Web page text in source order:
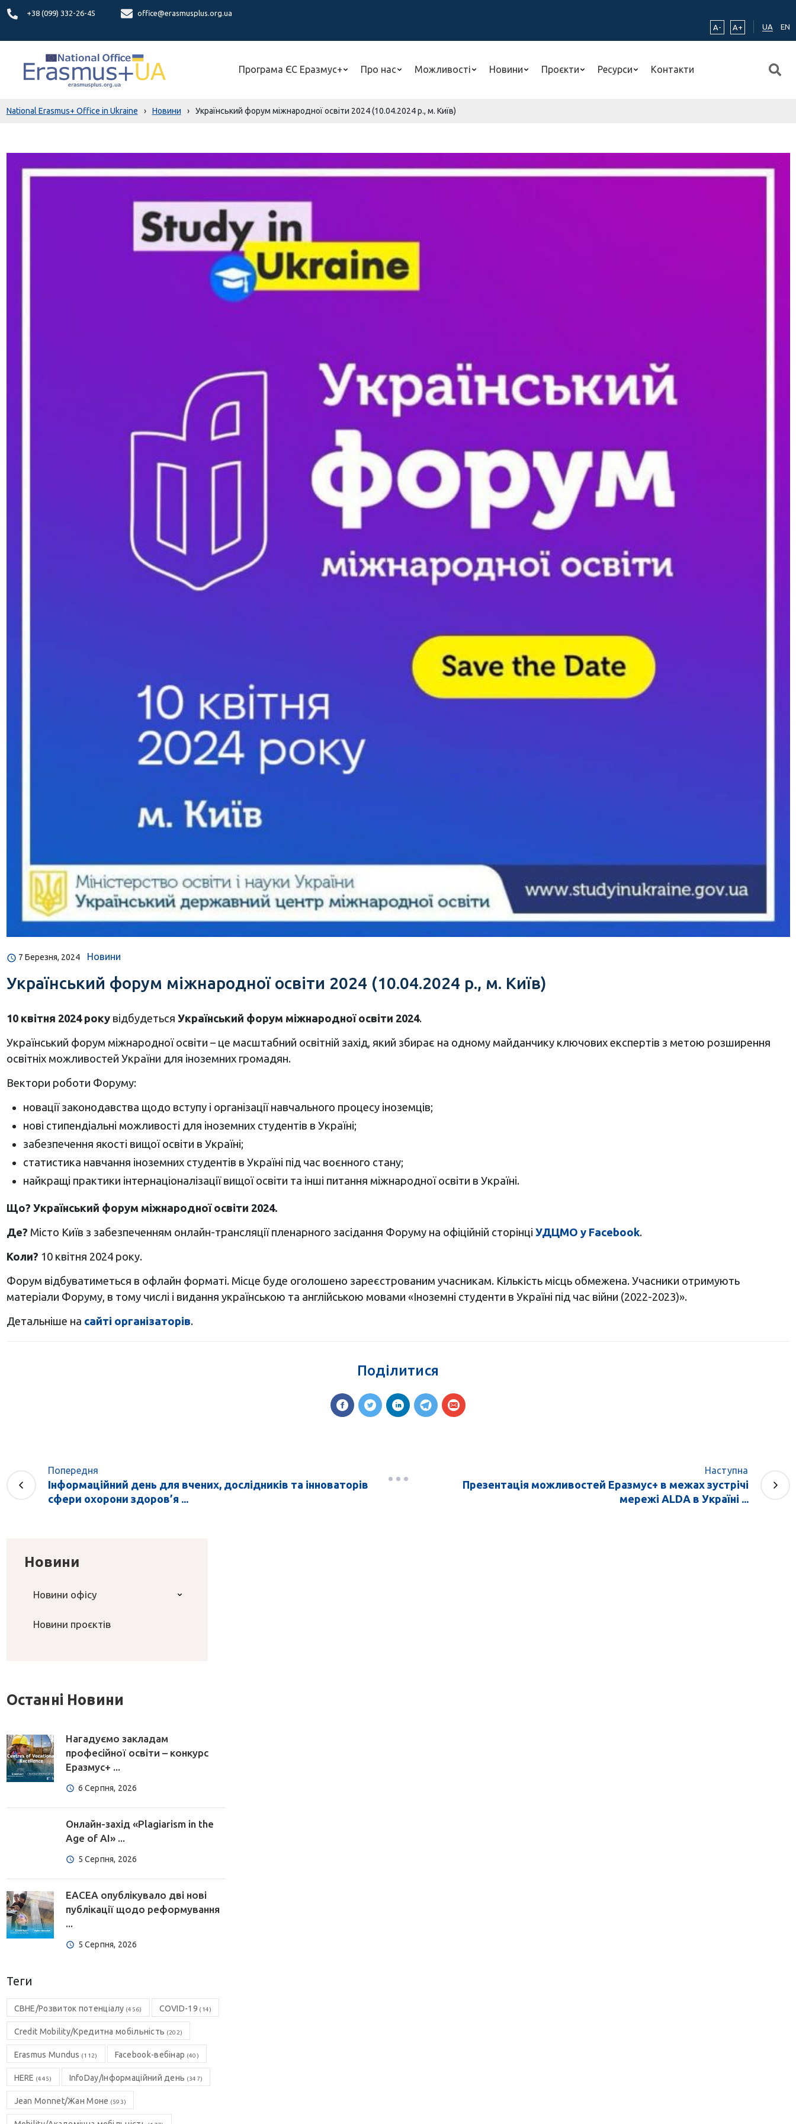
+38 (099) 332-26-45
office@erasmusplus.org.ua
A-
A+ UA EN
Програма ЄС Еразмус+ Про нас Можливості Новини Проєкти Ресурси Контакти
National Erasmus+ Office in Ukraine › Новини › Український форум міжнародної освіти 2024 (10.04.2024 р., м. Київ)
7 Березня, 2024 Новини
Український форум міжнародної освіти 2024 (10.04.2024 р., м. Київ)
10 квітня 2024 рокувідбудеться Український форум міжнародної освіти 2024.
Український форум міжнародної освіти – це масштабний освітній захід, який збирає на одному майданчику ключових експертів з метою розширення
освітніх можливостей України для іноземних громадян.
Вектори роботи Форуму:
новації законодавства щодо вступу і організації навчального процесу іноземців;
нові стипендіальні можливості для іноземних студентів в Україні;
забезпечення якості вищої освіти в Україні;
статистика навчання іноземних студентів в Україні під час воєнного стану;
найкращі практики інтернаціоналізації вищої освіти та інші питання міжнародної освіти в Україні.
Що? Український форум міжнародної освіти 2024.
Де? Місто Київ з забезпеченням онлайн-трансляції пленарного засідання Форуму на офіційній сторінці УДЦМО у Facebook.
Коли? 10 квітня 2024 року.
Форум відбуватиметься в офлайн форматі. Місце буде оголошено зареєстрованим учасникам. Кількість місць обмежена. Учасники отримують
матеріали Форуму, в тому числі і видання українською та англійською мовами «Іноземні студенти в Україні під час війни (2022-2023)».
Детальніше на сайті організаторів.
Поділитися
Попередня
Інформаційний день для вчених, дослідників та інноваторів
сфери охорони здоров’я ...
Наступна
Презентація можливостей Еразмус+ в межах зустрічі
мережі ALDA в Україні ...
Новини
Новини офісу
Новини проєктів
Останні Новини
Нагадуємо закладам
професійної освіти – конкурс
Еразмус+ ...
6 Серпня, 2026
Онлайн-захід «Plagiarism in the
Age of AI» ...
5 Серпня, 2026
EACEA опублікувало дві нові
публікації щодо реформування
...
5 Серпня, 2026
Теги
CBHE/Розвиток потенціалу (456) COVID-19 (14)
Credit Mobility/Кредитна мобільність (202)
Erasmus Mundus (112) Facebook-вебінар (40)
HERE (445) InfoDay/Інформаційний день (347)
Jean Monnet/Жан Моне (593)